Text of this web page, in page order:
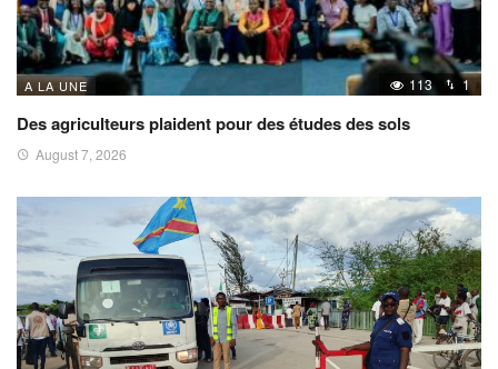
A LA UNE 113 1
Des agriculteurs plaident pour des études des sols
August 7, 2026